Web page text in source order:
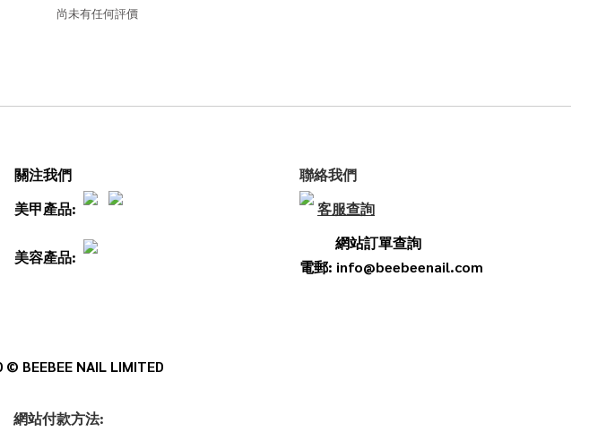
尚未有任何評價
關注我們
美甲產品:
美容產品:
聯絡我們
客服查詢
網站訂單查詢
電郵: info@beebeenail.com
© BEEBEE NAIL LIMITED
網站付款方法: